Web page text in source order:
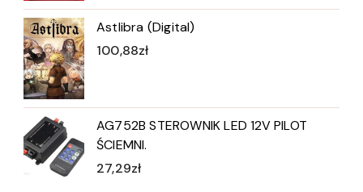
Astlibra (Digital)
100,88zł
AG752B STEROWNIK LED 12V PILOT
ŚCIEMNI.
27,29zł